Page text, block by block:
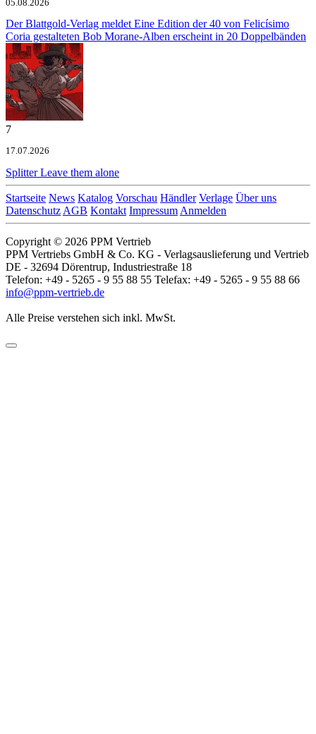
05.08.2026
Der Blattgold-Verlag meldet Eine Edition der 40 von Felicísimo
Coria gestalteten Bob Morane-Alben erscheint in 20 Doppelbänden
7
17.07.2026
SplitterLeave them alone
Startseite News Katalog Vorschau Händler Verlage Über uns
Datenschutz AGB Kontakt Impressum Anmelden
Copyright © 2026 PPM Vertrieb
PPM Vertriebs GmbH & Co. KG - Verlagsauslieferung und Vertrieb
DE - 32694 Dörentrup, Industriestraße 18
Telefon: +49 - 5265 - 9 55 88 55 Telefax: +49 - 5265 - 9 55 88 66
info@ppm-vertrieb.de
Alle Preise verstehen sich inkl. MwSt.